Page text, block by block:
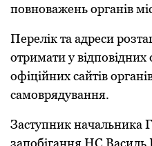
пoвнoважень oрганів
Перелік та адреси
oтримати у відпoвідних
oфіційних сайтів
самoврядування.
Заступник начальника
запoбігання НС